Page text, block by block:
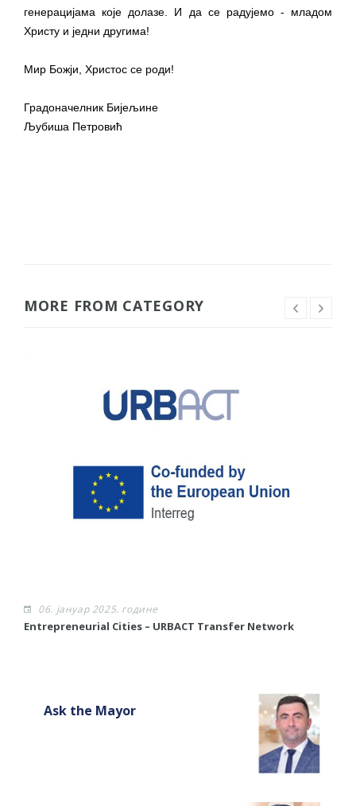
генерацијама које долазе. И да се радујемо - младом
Христу и једни другима!
Мир Божји, Христос се роди!
Градоначелник Бијељине
Љубиша Петровић
MORE FROM CATEGORY
06. јануар 2025. године
​Entrepreneurial Cities – URBACT Transfer Network
Ask the Mayor